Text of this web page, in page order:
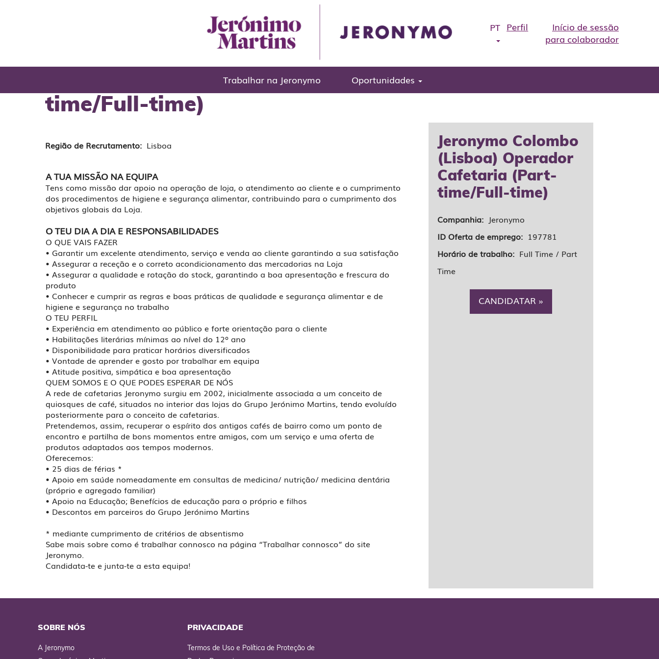
PT Perfil
Início de sessão
para colaborador
Trabalhar na Jeronymo Oportunidades
Jeronymo Colombo (Lisboa)
Operador Cafetaria (Part-
time/Full-time)
Região de Recrutamento: Lisboa
A TUA MISSÃO NA EQUIPA
Tens como missão dar apoio na operação de loja, o atendimento ao cliente e o cumprimento
dos procedimentos de higiene e segurança alimentar, contribuindo para o cumprimento dos
objetivos globais da Loja.
O TEU DIA A DIA E RESPONSABILIDADES
O QUE VAIS FAZER
• Garantir um excelente atendimento, serviço e venda ao cliente garantindo a sua satisfação
• Assegurar a receção e o correto acondicionamento das mercadorias na Loja
• Assegurar a qualidade e rotação do stock, garantindo a boa apresentação e frescura do
produto
• Conhecer e cumprir as regras e boas práticas de qualidade e segurança alimentar e de
higiene e segurança no trabalho
O TEU PERFIL
• Experiência em atendimento ao público e forte orientação para o cliente
• Habilitações literárias mínimas ao nível do 12º ano
• Disponibilidade para praticar horários diversificados
• Vontade de aprender e gosto por trabalhar em equipa
• Atitude positiva, simpática e boa apresentação
QUEM SOMOS E O QUE PODES ESPERAR DE NÓS
A rede de cafetarias Jeronymo surgiu em 2002, inicialmente associada a um conceito de
quiosques de café, situados no interior das lojas do Grupo Jerónimo Martins, tendo evoluído
posteriormente para o conceito de cafetarias.
Pretendemos, assim, recuperar o espírito dos antigos cafés de bairro como um ponto de
encontro e partilha de bons momentos entre amigos, com um serviço e uma oferta de
produtos adaptados aos tempos modernos.
Oferecemos:
• 25 dias de férias *
• Apoio em saúde nomeadamente em consultas de medicina/ nutrição/ medicina dentária
(próprio e agregado familiar)
• Apoio na Educação; Benefícios de educação para o próprio e filhos
• Descontos em parceiros do Grupo Jerónimo Martins
* mediante cumprimento de critérios de absentismo
Sabe mais sobre como é trabalhar connosco na página “Trabalhar connosco” do site
Jeronymo.
Candidata-te e junta-te a esta equipa!
Jeronymo Colombo
(Lisboa) Operador
Cafetaria (Part-
time/Full-time)
Companhia: Jeronymo
ID Oferta de emprego: 197781
Horário de trabalho: Full Time / Part
Time
CANDIDATAR »
SOBRE NÓS
A Jeronymo
PRIVACIDADE
Termos de Uso e Política de Proteção de